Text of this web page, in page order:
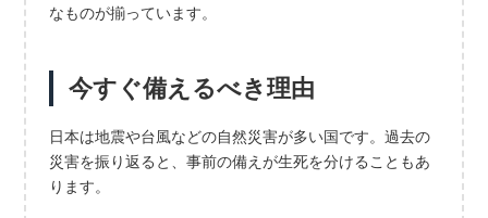
なものが揃っています。
今すぐ備えるべき理由
日本は地震や台風などの自然災害が多い国です。過去の
災害を振り返ると、事前の備えが生死を分けることもあ
ります。